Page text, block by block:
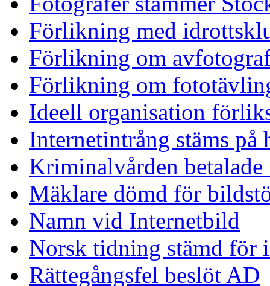
Förlikning med
Förlikning om
Förlikning om
Ideell organisation
Internetintrång stäms på
Kriminalvården
Mäklare dömd för
Namn vid Internetbild
Norsk tidning stämd för
Rättegångsfel beslöt AD